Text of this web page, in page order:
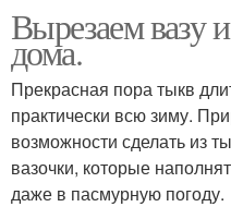
Вырезаем вазу
дома.
Прекрасная пора тыкв
практически всю зиму.
возможности сделать из
вазочки, которые
даже в пасмурную погоду.